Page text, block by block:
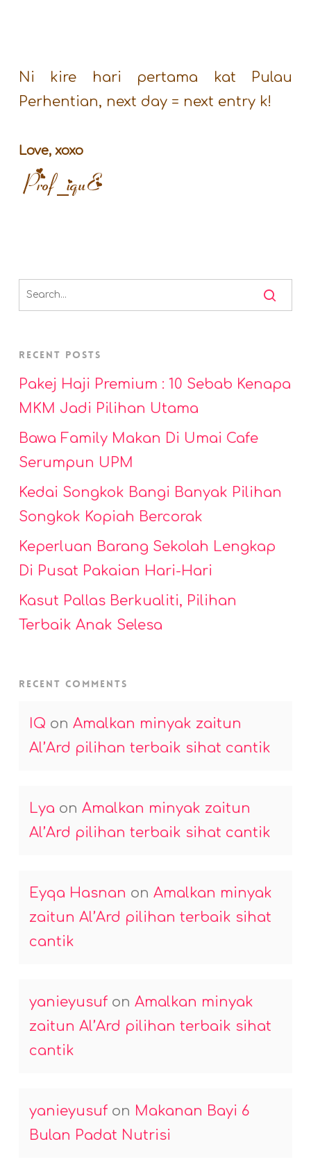
Ni kire hari pertama kat Pulau
Perhentian, next day = next entry k!
Love, xoxo
Recent Posts
Pakej Haji Premium : 10 Sebab Kenapa
MKM Jadi Pilihan Utama
Bawa Family Makan Di Umai Cafe
Serumpun UPM
Kedai Songkok Bangi Banyak Pilihan
Songkok Kopiah Bercorak
Keperluan Barang Sekolah Lengkap
Di Pusat Pakaian Hari-Hari
Kasut Pallas Berkualiti, Pilihan
Terbaik Anak Selesa
Recent Comments
IQ on Amalkan minyak zaitun
Al’Ard pilihan terbaik sihat cantik
Lya on Amalkan minyak zaitun
Al’Ard pilihan terbaik sihat cantik
Eyqa Hasnan on Amalkan minyak
zaitun Al’Ard pilihan terbaik sihat
cantik
yanieyusufon Amalkan minyak
zaitun Al’Ard pilihan terbaik sihat
cantik
yanieyusufon Makanan Bayi 6
Bulan Padat Nutrisi